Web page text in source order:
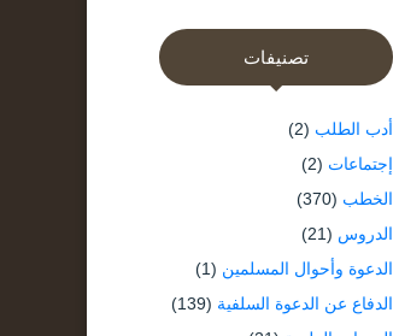
تصنيفات
أدب الطلب (2)
إجتماعات (2)
الخطب (370)
الدروس (21)
الدعوة وأحوال المسلمين (1)
الدفاع عن الدعوة السلفية (139)